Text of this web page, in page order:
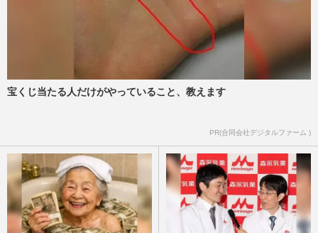
宝くじ当たる人だけがやっていること、教えます
PR(合同会社デジタルファーム )